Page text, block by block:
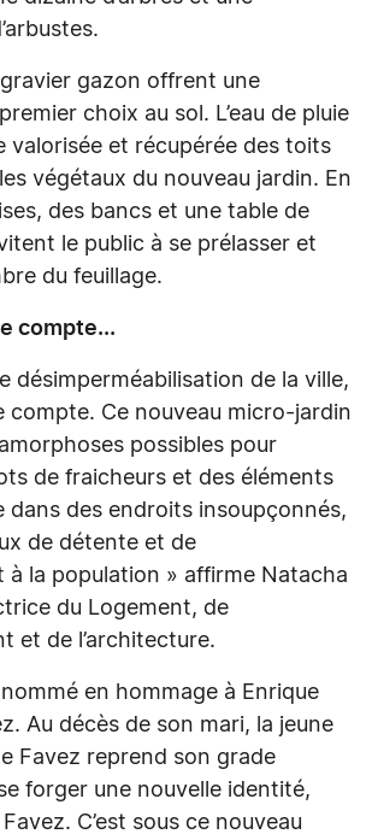
gazon offrent une
choix au sol. L’eau de pluie
valorisée et récupérée des toits
végétaux du nouveau jardin. En
des bancs et une table de
le public à se prélasser et
du feuillage.
compte...
désimperméabilisation de la ville,
compte. Ce nouveau micro-jardin
possibles pour
de fraicheurs et des éléments
dans des endroits insoupçonnés,
de détente et de
à la population » affirme Natacha
du Logement, de
et de l’architecture.
en hommage à Enrique
Au décès de son mari, la jeune
Favez reprend son grade
forger une nouvelle identité,
C’est sous ce nouveau